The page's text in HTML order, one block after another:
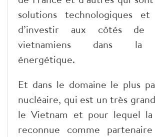
solutions technologiques
d’investir aux côtés de
vietnamiens dans la
énergétique.
Et dans le domaine le plus
nucléaire, qui est un très
le Vietnam et pour lequel la
reconnue comme